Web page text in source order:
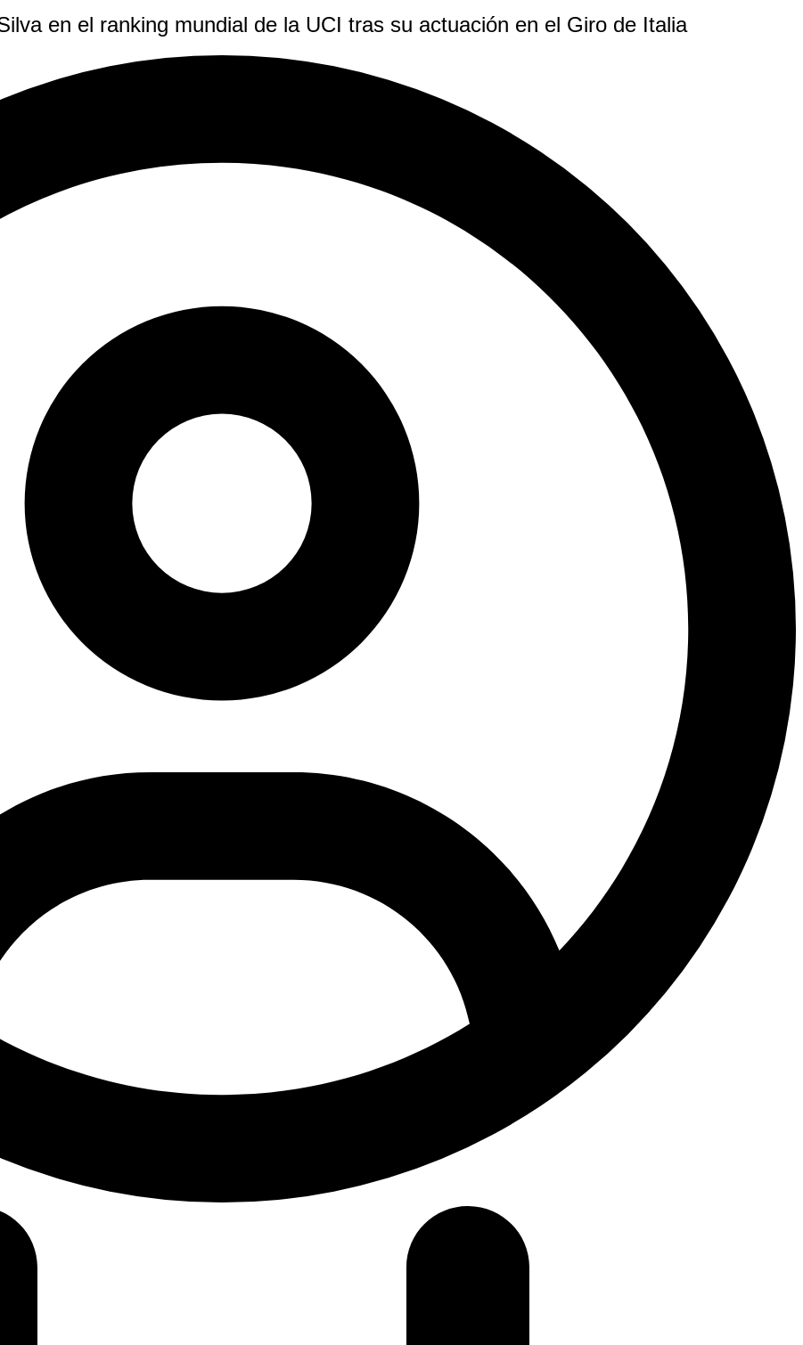
en el ranking mundial de la UCI tras su actuación en el Giro de Italia